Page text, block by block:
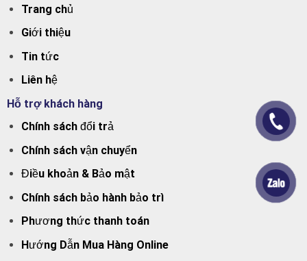
Trang chủ
Giới thiệu
Tin tức
Liên hệ
Hỗ trợ khách hàng
Chính sách đổi trả
Chính sách vận chuyển
Điều khoản & Bảo mật
Chính sách bảo hành bảo trì
Phương thức thanh toán
Hướng Dẫn Mua Hàng Online